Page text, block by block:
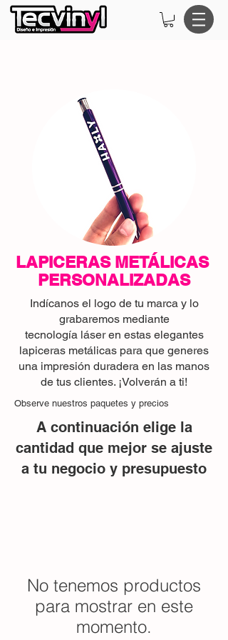
LAPICERAS METÁLICAS
PERSONALIZADAS
Indícanos el logo de tu marca y lo
grabaremos mediante
tecnología láser en estas elegantes
lapiceras metálicas para que generes
una impresión duradera en las manos
de tus clientes. ¡Volverán a ti!
Observe nuestros paquetes y precios
A continuación elige la
cantidad que mejor se ajuste
a tu negocio y presupuesto
No tenemos productos
para mostrar en este
momento.